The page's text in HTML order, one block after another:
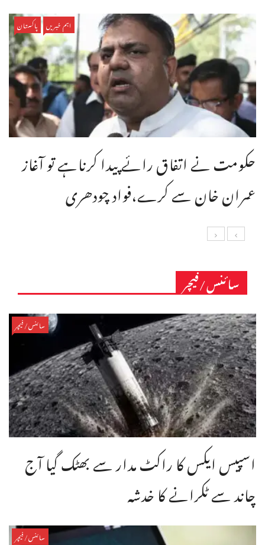
اہم خبریں پاکستان
حکومت نے اتفاق رائے پیدا کرناہے تو آغاز
عمران خان سے کرے،فواد چودھری
سائنس/فیچر
سائنس/فیچر
اسپیس ایکس کا راکٹ مدار سے بھٹک گیا آج
چاند سے ٹکرانے کا خدشہ
سائنس/فیچر